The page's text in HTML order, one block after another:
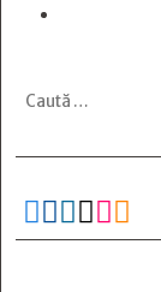
     